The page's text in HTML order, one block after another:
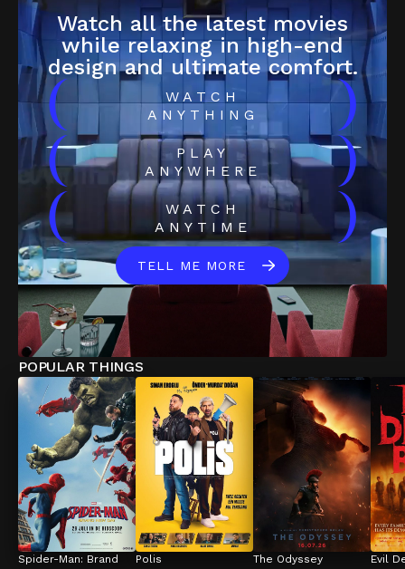
Watch all the latest movies
while relaxing in high-end
design and ultimate comfort.
(
WATCH
ANYTHING
)
(
PLAY
ANYWHERE
)
(
WATCH
ANYTIME
)
TELL ME MORE
POPULAR THINGS
Spider-Man: Brand
Polis The Odyssey Evil